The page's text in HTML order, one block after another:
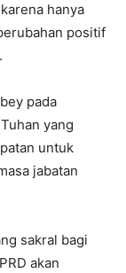
hanya
positif
pada
yang
untuk
jabatan
sakral bagi
akan